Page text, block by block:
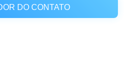
DO CONTATO